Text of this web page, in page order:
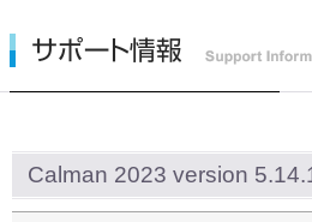
Calman 2023 version